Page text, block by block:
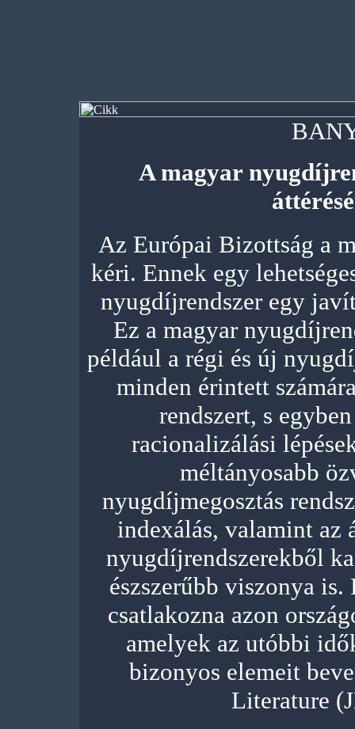
A magyar
Az Európai Bizottság a
kéri. Ennek egy
nyugdíjrendszer egy
Ez a magyar
például a régi és új
minden érintett
rendszert, s
racionalizálási
méltányosabb
nyugdíjmegosztás
indexálás, valamint az
nyugdíjrendszerekből
észszerűbb viszonya
csatlakozna azon
amelyek az utóbbi
bizonyos elemeit
Literature